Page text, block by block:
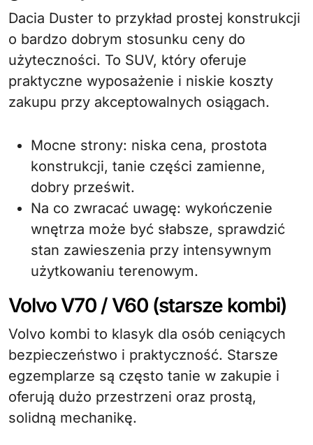
Dacia Duster to przykład prostej konstrukcji
o bardzo dobrym stosunku ceny do
użyteczności. To SUV, który oferuje
praktyczne wyposażenie i niskie koszty
zakupu przy akceptowalnych osiągach.
Mocne strony: niska cena, prostota
konstrukcji, tanie części zamienne,
dobry prześwit.
Na co zwracać uwagę: wykończenie
wnętrza może być słabsze, sprawdzić
stan zawieszenia przy intensywnym
użytkowaniu terenowym.
Volvo V70 / V60 (starsze kombi)
Volvo kombi to klasyk dla osób ceniących
bezpieczeństwo i praktyczność. Starsze
egzemplarze są często tanie w zakupie i
oferują dużo przestrzeni oraz prostą,
solidną mechanikę.